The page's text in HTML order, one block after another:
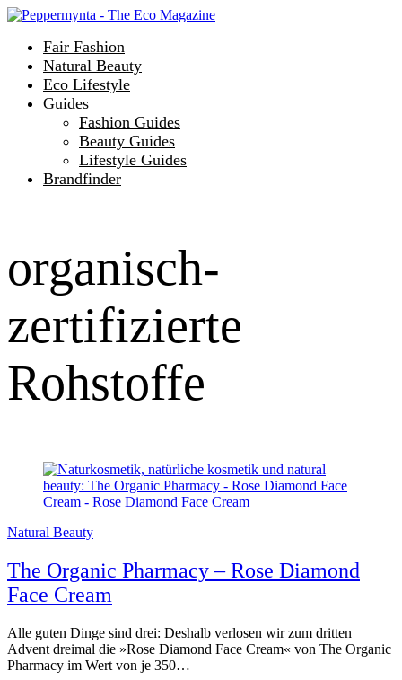
Fair Fashion
Natural Beauty
Eco Lifestyle
Guides
Fashion Guides
Beauty Guides
Lifestyle Guides
Brandfinder
organisch-
zertifizierte
Rohstoffe
Natural Beauty
The Organic Pharmacy – Rose Diamond
Face Cream
Alle guten Dinge sind drei: Deshalb verlosen wir zum dritten
Advent dreimal die »Rose Diamond Face Cream« von The Organic
Pharmacy im Wert von je 350…